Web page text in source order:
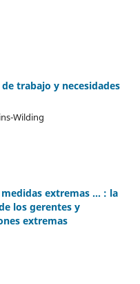
trabajo y necesidades
Wilding
extremas ... : la
los gerentes y
extremas